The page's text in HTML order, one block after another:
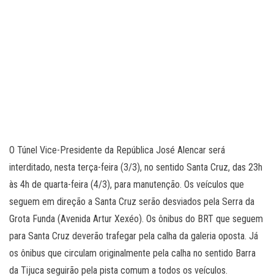
O Túnel Vice-Presidente da República José Alencar será
interditado, nesta terça-feira (3/3), no sentido Santa Cruz, das 23h
às 4h de quarta-feira (4/3), para manutenção. Os veículos que
seguem em direção a Santa Cruz serão desviados pela Serra da
Grota Funda (Avenida Artur Xexéo). Os ônibus do BRT que seguem
para Santa Cruz deverão trafegar pela calha da galeria oposta. Já
os ônibus que circulam originalmente pela calha no sentido Barra
da Tijuca seguirão pela pista comum a todos os veículos.